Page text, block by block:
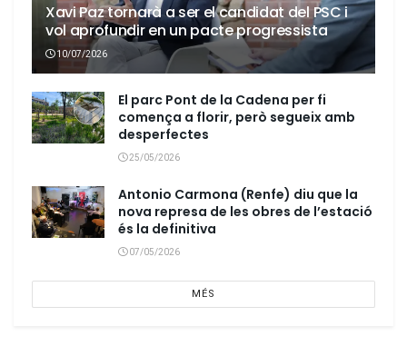
Xavi Paz tornarà a ser el candidat del PSC i
vol aprofundir en un pacte progressista
10/07/2026
El parc Pont de la Cadena per fi
comença a florir, però segueix amb
desperfectes
25/05/2026
Antonio Carmona (Renfe) diu que la
nova represa de les obres de l’estació
és la definitiva
07/05/2026
MÉS